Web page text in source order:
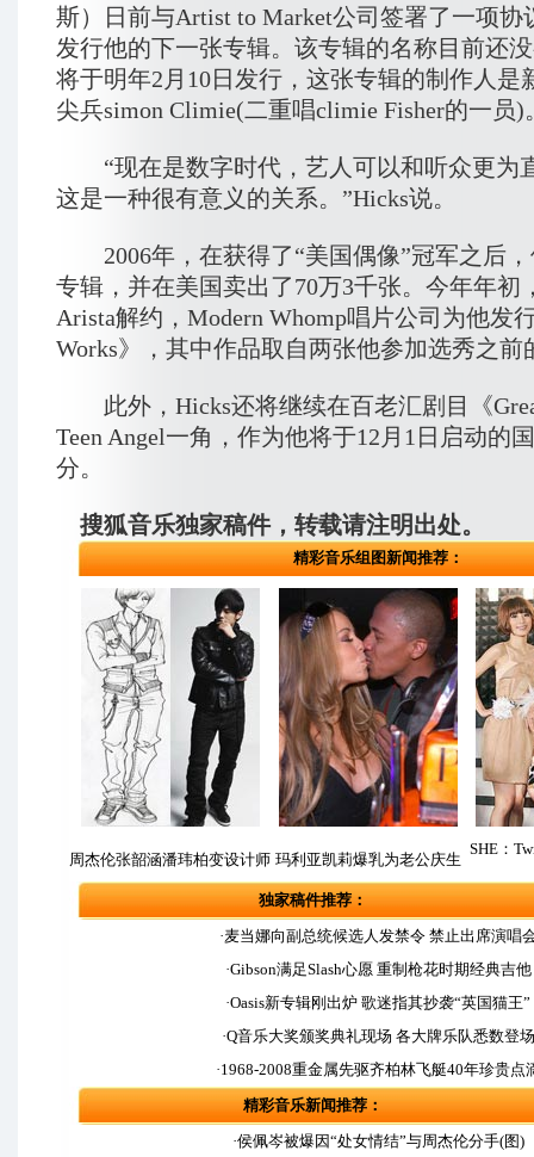
斯）日前与Artist to Market公司签署了一项协
发行他的下一张专辑。该专辑的名称目前还
将于明年2月10日发行，这张专辑的制作人是
尖兵simon Climie(二重唱climie Fisher的一员)
“现在是数字时代，艺人可以和听众更为
这是一种很有意义的关系。”Hicks说。
2006年，在获得了“美国偶像”冠军之后，
专辑，并在美国卖出了70万3千张。今年年初
Arista解约，Modern Whomp唱片公司为他发
Works》，其中作品取自两张他参加选秀之前
此外，Hicks还将继续在百老汇剧目《
Teen Angel一角，作为他将于12月1日启动的
分。
搜狐音乐独家稿件，转载请注明出处。
精彩音乐组图新闻推荐：
周杰伦张韶涵潘玮柏变设计师 玛利亚凯莉爆乳为老公庆生
SHE：
独家稿件推荐：
·麦当娜向副总统候选人发禁令 禁止出席演唱
·Gibson满足Slash心愿 重制枪花时期经典吉他
·Oasis新专辑刚出炉 歌迷指其抄袭“英国猫王”
·Q音乐大奖颁奖典礼现场 各大牌乐队悉数登场
·1968-2008重金属先驱齐柏林飞艇40年珍贵点
精彩音乐新闻推荐：
·侯佩岑被爆因“处女情结”与周杰伦分手(图)